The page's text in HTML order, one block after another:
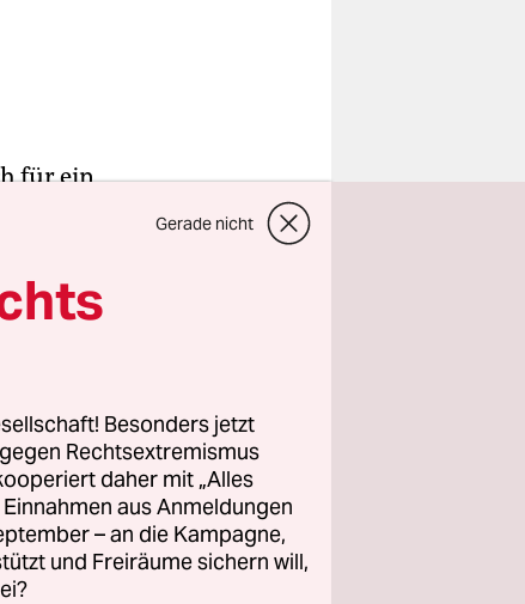
für ein
zu
der
Gerade nicht
Besonders jetzt
Rechtsextremismus
daher mit „Alles
aus Anmeldungen
– an die Kampagne,
und Freiräume sichern will,